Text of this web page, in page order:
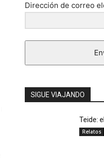
Dirección de correo
SIGUE VIAJANDO
Teide:
Relatos